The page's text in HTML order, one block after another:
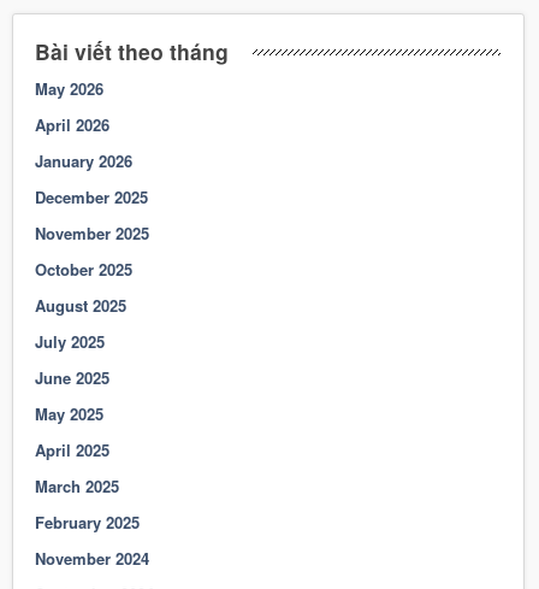
Bài viết theo tháng
May 2026
April 2026
January 2026
December 2025
November 2025
October 2025
August 2025
July 2025
June 2025
May 2025
April 2025
March 2025
February 2025
November 2024